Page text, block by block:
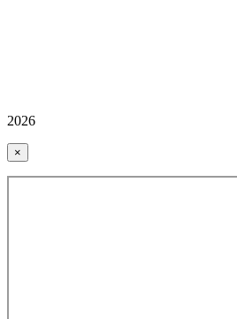
2026
×